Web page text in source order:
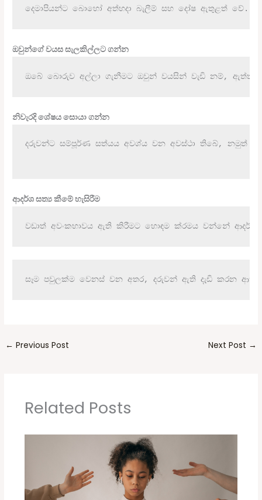
දෙමාපියන්ට බොහෝ අත්හදා බැලීම් සහ දෝෂ ඇතුළත්
ඔවුන්ගේ වයස සැලකිල්ලට ගන්න
ඔබේ බොරුව අල්ලා ගැනීමට ඔවුන් වයසින් වැඩි නම්, ඇත්ත
නිවැරදි ශේෂය සොයා ගන්න
දරුවන්ට සම්පූර්ණ සත්යය අවශ්ය වන අවස්ථා තිබේ, නමුත්
ආදර්ශ සත්‍ය කීමේ හැසිරීම
වඩාත් අවංකභාවය ඇති කිරීමට හොඳම ක්රමය වන්නේ
සෑම පවුලක්ම වෙනස් වන අතර, දරුවන් ඇති දැඩි කරන
← Previous Post Next Post →
Related Posts